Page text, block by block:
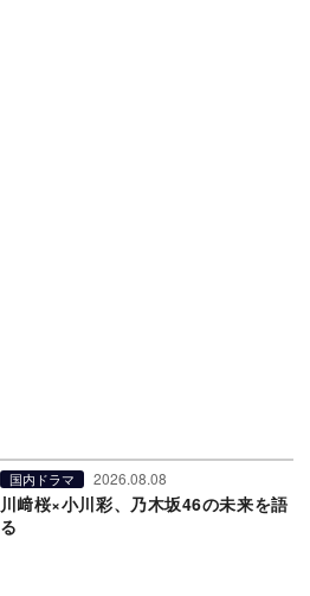
国内ドラマ 2026.08.08
川﨑桜×小川彩、乃木坂46の未来を語
る